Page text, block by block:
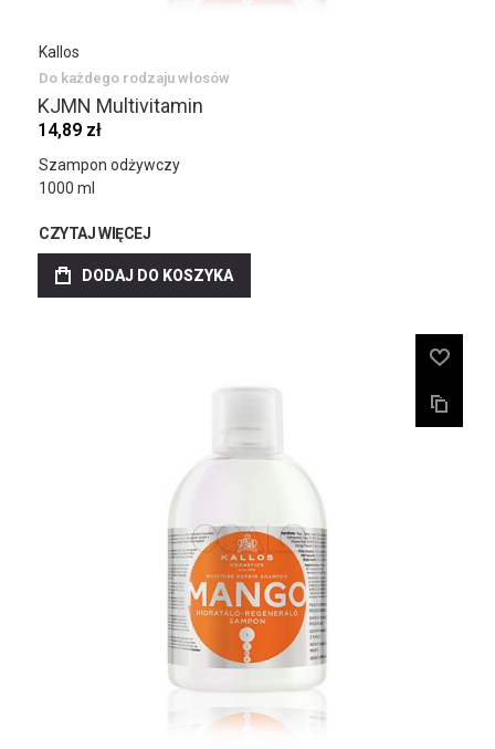
Kallos
Do każdego rodzaju włosów
KJMN Multivitamin
14,89 zł
Szampon odżywczy
1000 ml
CZYTAJ WIĘCEJ
DODAJ DO KOSZYKA